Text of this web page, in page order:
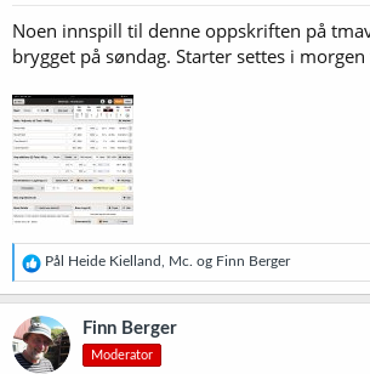
Noen innspill til denne oppskriften på
brygget på søndag. Starter settes i
R
e
a
k
s
j
Pål Heide Kielland Mc. og Finn Berger
Finn Berger
Moderator